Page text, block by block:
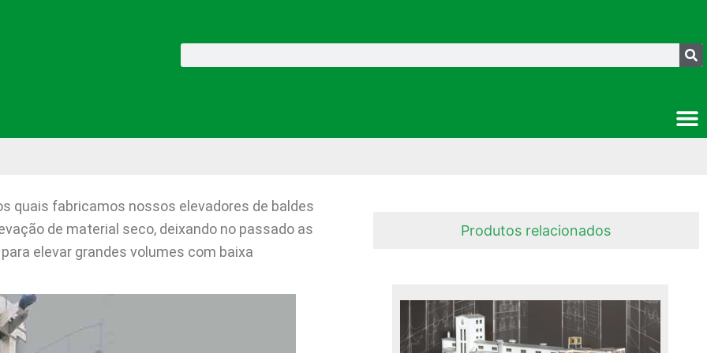
quais fabricamos nossos elevadores de baldes
de material seco, deixando no passado as
elevar grandes volumes com baixa
Produtos relacionados